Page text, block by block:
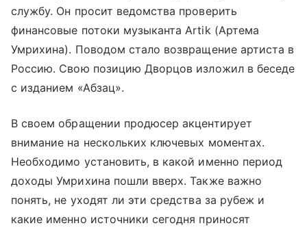
службу. Он просит ведомства проверить
финансовые потоки музыканта Artik (Артема
Умрихина). Поводом стало возвращение артиста в
Россию. Свою позицию Дворцов изложил в беседе
с изданием «Абзац».
В своем обращении продюсер акцентирует
внимание на нескольких ключевых моментах.
Необходимо установить, в какой именно период
доходы Умрихина пошли вверх. Также важно
понять, не уходят ли эти средства за рубеж и
какие именно источники сегодня приносят